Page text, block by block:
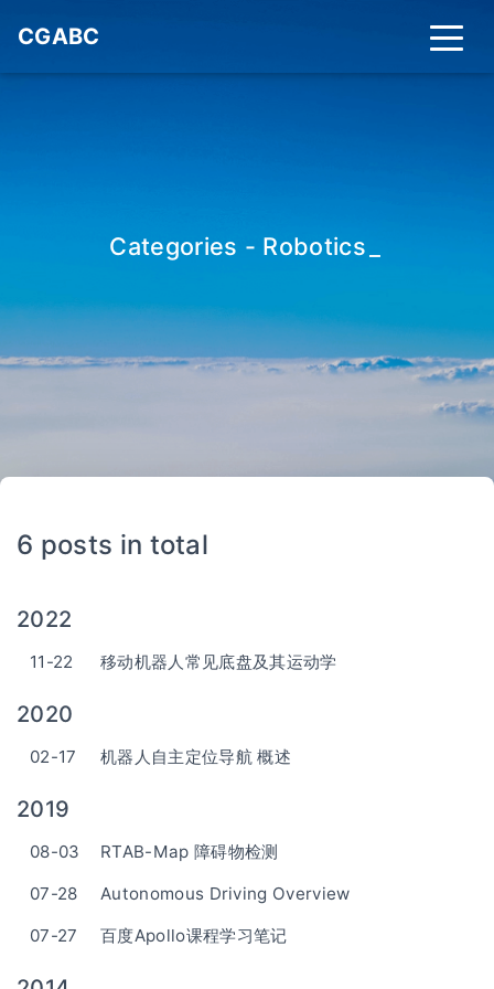
CGABC
Categories - Robotics
6 posts in total
2022
11-22 移动机器人常见底盘及其运动学
2020
02-17 机器人自主定位导航 概述
2019
08-03
RTAB-Map 障碍物检测
07-28
Autonomous Driving Overview
07-27
百度Apollo课程学习笔记